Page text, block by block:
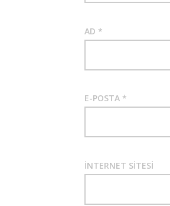
AD *
E-POSTA *
İNTERNET SITESI